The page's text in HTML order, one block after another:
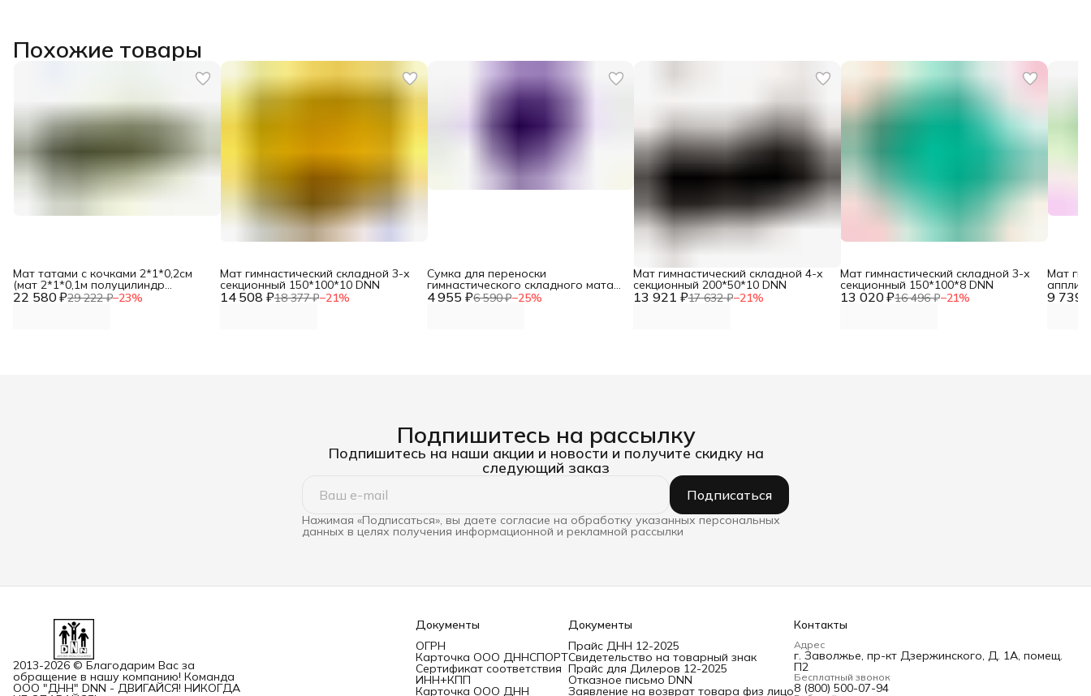
Похожие товары
22 580 ₽29 222 ₽−23%
Мат татами с кочками 2*1*0,2см
(мат 2*1*0,1м полуцилиндр
100*10см-5шт) DNN 14 508 ₽18 377 ₽−21%
Мат гимнастический складной 3-х
секционный 150*100*10 DNN
4 955 ₽6 590 ₽−25%
Сумка для переноски
гимнастического складного мата
DNN 13 921 ₽17 632 ₽−21%
Мат гимнастический складной 4-х
секционный 200*50*10 DNN
13 020 ₽16 496 ₽−21%
Мат гимнастический складной 3-х
секционный 150*100*8 DNN
9 739
Мат
Подпишитесь на рассылку
Подпишитесь на наши акции и новости и получите скидку на
следующий заказ
Подписаться
Нажимая «Подписаться», вы даете согласие на обработку указанных персональных
данных в целях получения информационной и рекламной рассылки
2013-2026 © Благодарим Вас за
обращение в нашу компанию! Команда
ООО "ДНН" DNN - ДВИГАЙСЯ! НИКОГДА
Документы
ОГРН
Карточка ООО ДННСПОРТ
Сертификат соответствия
ИНН+КПП
Карточка ООО ДНН
Документы
Прайс ДНН 12-2025
Свидетельство на товарный знак
Прайс для Дилеров 12-2025
Отказное письмо DNN
Заявление на возврат товара физ лицо
Контакты
Адрес
г. Заволжье, пр-кт Дзержинского, Д. 1А, помещ.
П2
Бесплатный звонок
8 (800) 500-07-94